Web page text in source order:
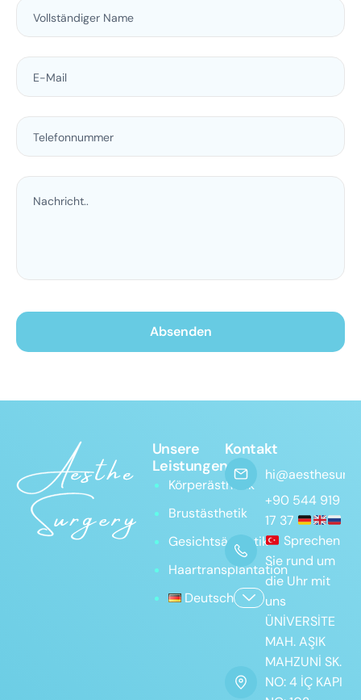
Unsere
Leistungen
Körperästhetik
Brustästhetik
Gesichtsästhetik
Haartransplantation
Deutsch
Kontakt
+90 544 919
17 37
Sprechen
Sie rund um
die Uhr mit
uns
ÜNİVERSİTE
MAH. AŞIK
MAHZUNİ SK.
NO: 4 İÇ KAPI